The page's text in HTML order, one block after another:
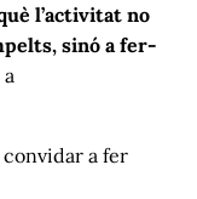
l’activitat no
sinó a fer-
a fer